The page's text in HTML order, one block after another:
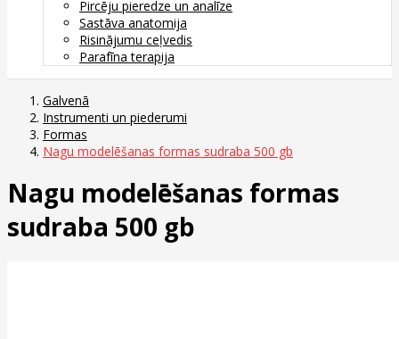
Pircēju pieredze un analīze
Sastāva anatomija
Risinājumu ceļvedis
Parafīna terapija
Galvenā
Instrumenti un piederumi
Formas
Nagu modelēšanas formas sudraba 500 gb
Nagu modelēšanas formas
sudraba 500 gb